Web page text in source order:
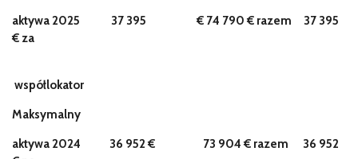
aktywa 2025 37 395 € 74 790 € razem
37 395
€ za
współlokator
Maksymalny
aktywa 2024 36 952 € 73 904 € razem
36 952